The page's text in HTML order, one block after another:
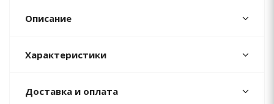
Описание
Характеристики
Доставка и оплата